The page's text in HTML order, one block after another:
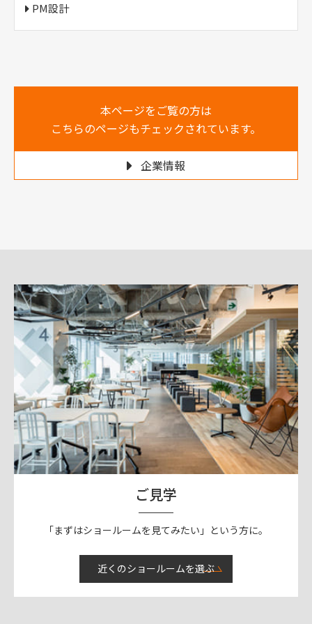
PM設計
本ページをご覧の方は
こちらのページもチェックされています。
企業情報
ご見学
「まずはショールームを見てみたい」という方に。
近くのショールームを選ぶ